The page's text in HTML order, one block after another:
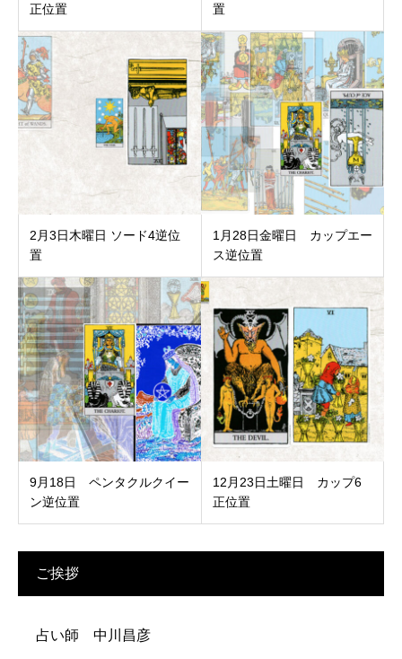
正位置
置
2月3日木曜日 ソード4逆位
置
1月28日金曜日 カップエー
ス逆位置
9月18日 ペンタクルクイー
ン逆位置
12月23日土曜日 カップ6
正位置
ご挨拶
占い師 中川昌彦